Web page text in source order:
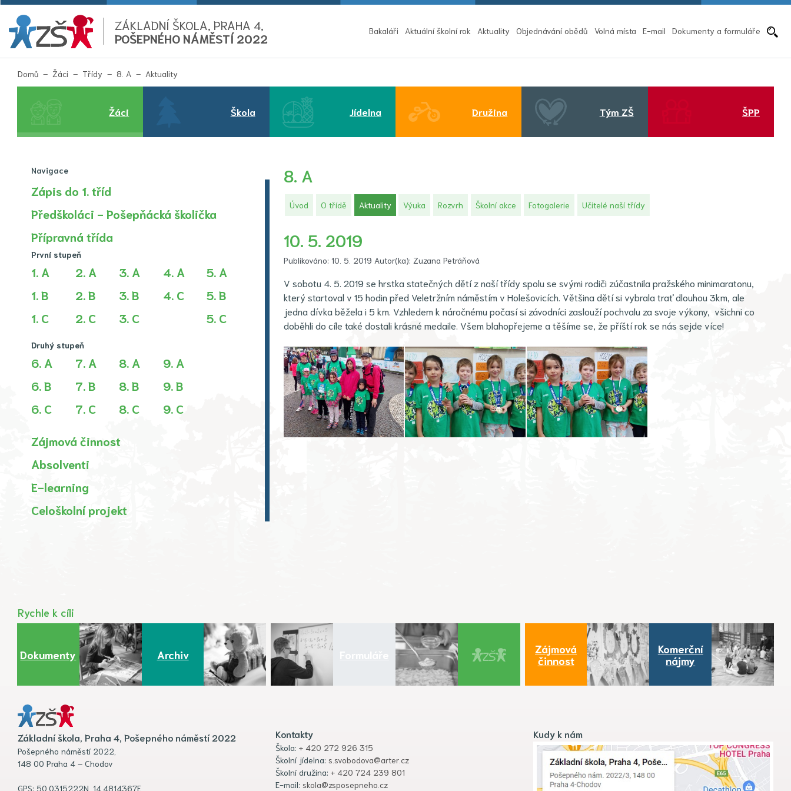
ZÁKLADNÍ ŠKOLA, PRAHA 4,
POŠEPNÉHO NÁMĚSTÍ 2022
Bakaláři Aktuální školní rok Aktuality Objednávání obědů Volná místa E-mail Dokumenty a formuláře
Domů Žáci Třídy 8. A Aktuality
Žáci Škola Jídelna Družina Tým ZŠ ŠPP
Navigace
Zápis do 1. tříd
Předškoláci - Pošepňácká školička
Přípravná třída
První stupeň
1. A
1. B
1. C
2. A
2. B
2. C
3. A
3. B
3. C
4. A
4. C
5. A
5. B
5. C
Druhý stupeň
6. A
6. B
6. C
7. A
7. B
7. C
8. A
8. B
8. C
9. A
9. B
9. C
Zájmová činnost
Absolventi
E-learning
Celoškolní projekt
8. A
Úvod O třídě Aktuality(aktuální)
Výuka Rozvrh Školní akce Fotogalerie Učitelé naší třídy
10. 5. 2019
Publikováno: 10. 5. 2019 Autor(ka): Zuzana Petráňová
V sobotu 4. 5. 2019 se hrstka statečných dětí z naší třídy spolu se svými rodiči zúčastnila pražského minimaratonu,
který startoval v 15 hodin před Veletržním náměstím v Holešovicích. Většina dětí si vybrala trať dlouhou 3km, ale
jedna dívka běžela i 5 km. Vzhledem k náročnému počasí si závodníci zaslouží pochvalu za svoje výkony, všichni co
doběhli do cíle také dostali krásné medaile. Všem blahopřejeme a těšíme se, že příští rok se nás sejde více!
Rychle k cíli
Dokumenty Archiv
Zájmová
činnost
Komerční
nájmy
Základní škola, Praha 4, Pošepného náměstí 2022
Pošepného náměstí 2022,
148 00 Praha 4 – Chodov
GPS: 50.0315222N, 14.4814367E
Kontakty
Škola: + 420 272 926 315
Školní jídelna: s.svobodova@arter.cz
Školní družina: + 420 724 239 801
E-mail: skola@zsposepneho.cz
Kudy k nám